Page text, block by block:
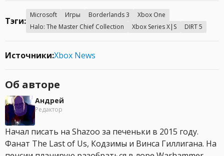
Тэги:
Microsoft Игры Borderlands 3
Xbox One
Halo: The Master Chief Collection
Xbox Series X|S DIRT 5
Источники:Xbox News
Об авторе
Андрей
Редактор
Начал писать на Shazoo за печеньки в 2015 году.
Фанат The Last of Us, Кодзимы и Винса Гиллигана. На